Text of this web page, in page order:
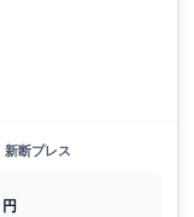
新断プレス
円